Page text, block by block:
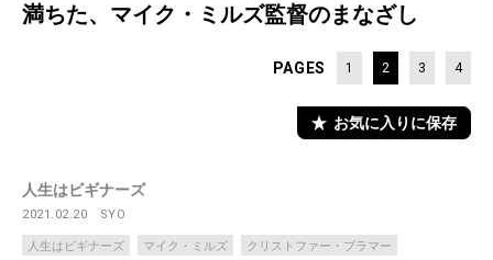
満ちた、マイク・ミルズ監督のまなざし
PAGES 1 2 3 4
お気に入りに保存
人生はビギナーズ
2021.02.20 SYO
人生はビギナーズ マイク・ミルズ
クリストファー・プラマー